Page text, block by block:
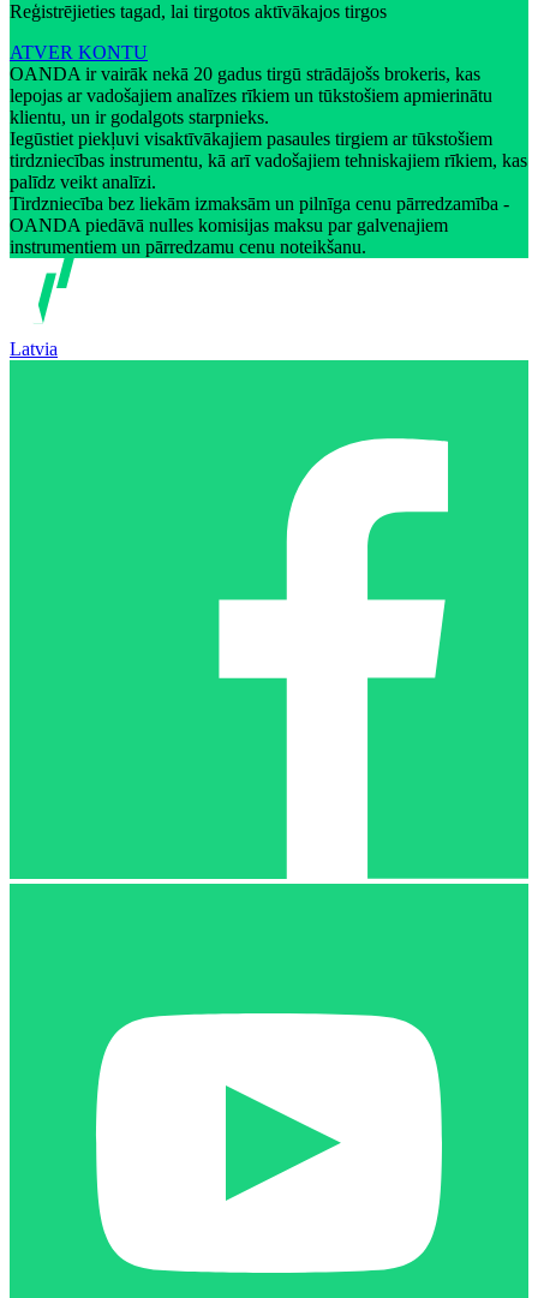
Reģistrējieties tagad, lai tirgotos aktīvākajos tirgos
ATVER KONTU
OANDA ir vairāk nekā 20 gadus tirgū strādājošs brokeris, kas
lepojas ar vadošajiem analīzes rīkiem un tūkstošiem apmierinātu
klientu, un ir godalgots starpnieks.
Iegūstiet piekļuvi visaktīvākajiem pasaules tirgiem ar tūkstošiem
tirdzniecības instrumentu, kā arī vadošajiem tehniskajiem rīkiem, kas
palīdz veikt analīzi.
Tirdzniecība bez liekām izmaksām un pilnīga cenu pārredzamība -
OANDA piedāvā nulles komisijas maksu par galvenajiem
instrumentiem un pārredzamu cenu noteikšanu.
Latvia